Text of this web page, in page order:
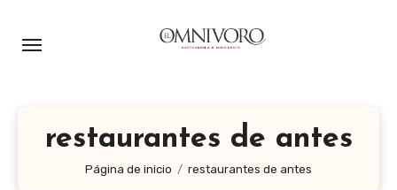
restaurantes de antes
Página de inicio restaurantes de antes